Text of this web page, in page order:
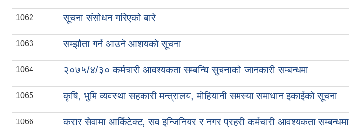
1062 सूचना संसोधन गरिएको बारे
1063 सम्झौता गर्न आउने आशयको सूचना
1064 २०७५/४/३० कर्मचारी आवश्यकता सम्बन्धि सुचनाको जानकारी सम्बन्धमा
1065 कृषि, भुमि व्यवस्था सहकारी मन्त्रालय, मोहियानी समस्या समाधान इकाईको सूचना
1066 करार सेवामा आर्किटेक्ट, सव इन्जिनियर र नगर प्रहरी कर्मचारी आवश्यकता सम्बन्धमा